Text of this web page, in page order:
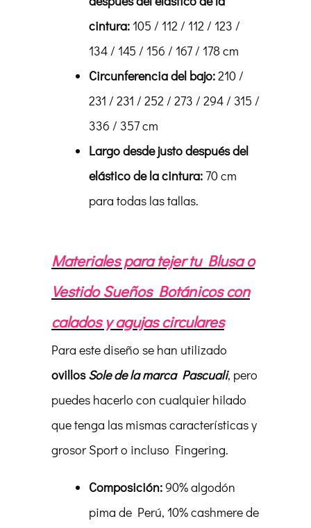
cintura: 105 / 112 / 112 / 123 /
134 / 145 / 156 / 167 / 178 cm
Circunferencia del bajo:210 /
231 / 231 / 252 / 273 / 294 / 315 /
336 / 357 cm
Largo desde justo después del
elástico de la cintura:70 cm
para todas las tallas.
Materiales para tejer tu Blusa o
Vestido Sueños Botánicos con
calados y agujas circulares
Para este diseño se han utilizado
ovillosSole de la marca Pascuali, pero
puedes hacerlo con cualquier hilado
que tenga las mismas características y
grosor Sport o incluso Fingering.
Composición:90% algodón
pima de Perú, 10% cashmere de